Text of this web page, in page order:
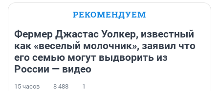
РЕКОМЕНДУЕМ
Фермер Джастас Уолкер, известный
как «веселый молочник», заявил что
его семью могут выдворить из
России — видео
15 часов 8 488 1